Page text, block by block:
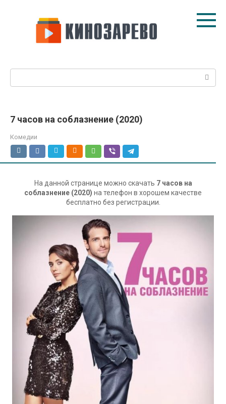
7 часов на соблазнение (2020)
Комедии
На данной странице можно скачать 7 часов на
соблазнение (2020) на телефон в хорошем качестве
бесплатно без регистрации.